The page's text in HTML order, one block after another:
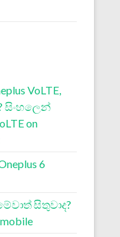
VoLTE,
සිංහලෙන්
on
6
සිතුවාද?